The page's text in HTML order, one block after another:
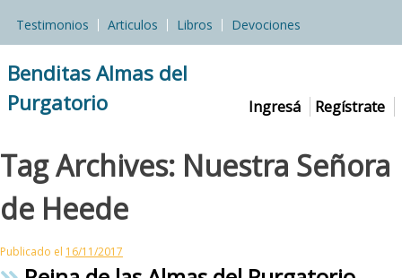
Testimonios Articulos Libros Devociones
Benditas Almas del
Purgatorio
Ingresá Regístrate
Tag Archives: Nuestra Señora
de Heede
Publicado el 16/11/2017